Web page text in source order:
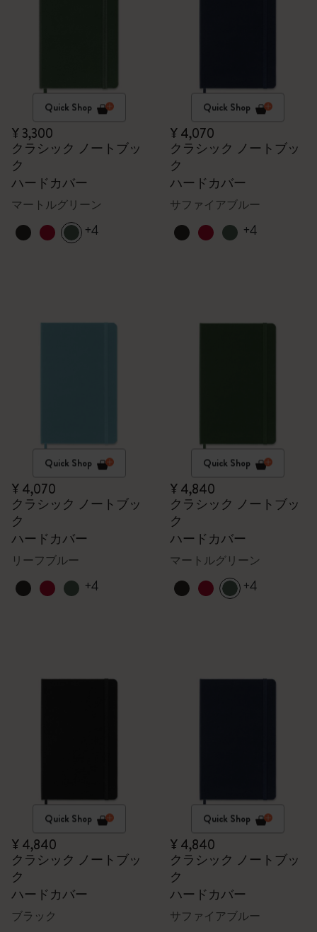
Quick Shop
¥ 3,300
クラシック ノートブッ
ク
ハードカバー
マートルグリーン
+4
Quick Shop
¥ 4,070
クラシック ノートブッ
ク
ハードカバー
サファイアブルー
+4
Quick Shop
¥ 4,070
クラシック ノートブッ
ク
ハードカバー
リーフブルー
+4
Quick Shop
¥ 4,840
クラシック ノートブッ
ク
ハードカバー
マートルグリーン
+4
Quick Shop
¥ 4,840
クラシック ノートブッ
ク
ハードカバー
ブラック
Quick Shop
¥ 4,840
クラシック ノートブッ
ク
ハードカバー
サファイアブルー